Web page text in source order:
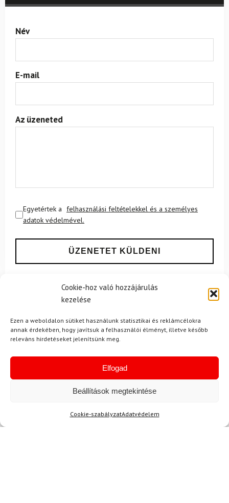
Cookie-hoz való hozzájárulás
kezelése
Ezen a weboldalon sütiket használunk statisztikai és reklámcélokra
annak érdekében, hogy javítsuk a felhasználói élményt, illetve később
releváns hirdetéseket jelenítsünk meg.
Elfogad
Beállítások megtekintése
Cookie-szabályzatAdatvédelem
Név
E-mail
Az üzeneted
Egyetértek a felhasználási feltételekkel és a személyes
adatok védelmével.
-18%